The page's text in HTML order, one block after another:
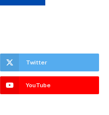
Twitter
YouTube